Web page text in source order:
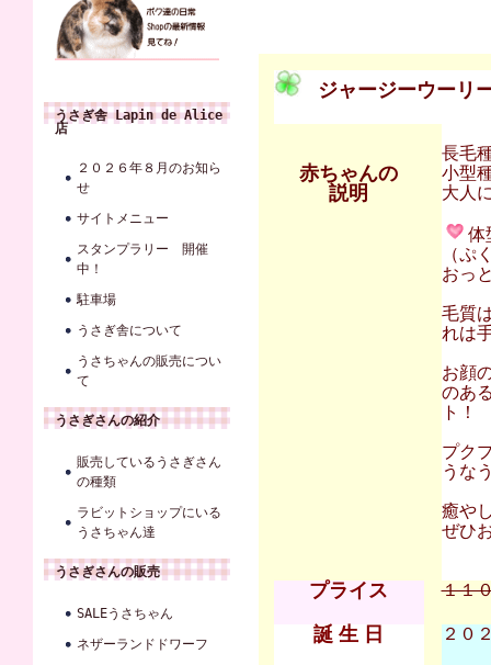
うさぎ舎 Lapin de Alice
店
２０２６年８月のお知ら
せ
サイトメニュー
スタンプラリー 開催
中！
駐車場
うさぎ舎について
うさちゃんの販売につい
て
うさぎさんの紹介
販売しているうさぎさん
の種類
ラビットショップにいる
うさちゃん達
うさぎさんの販売
SALEうさちゃん
ネザーランドドワーフ
ジャージーウーリ
赤ちゃんの
説明
長毛
小型
大人
体
（ぷ
おっ
毛質
れは
お顔
のあ
ト！
プク
うな
癒や
ぜひ
プライス １１
誕 生 日 ２０